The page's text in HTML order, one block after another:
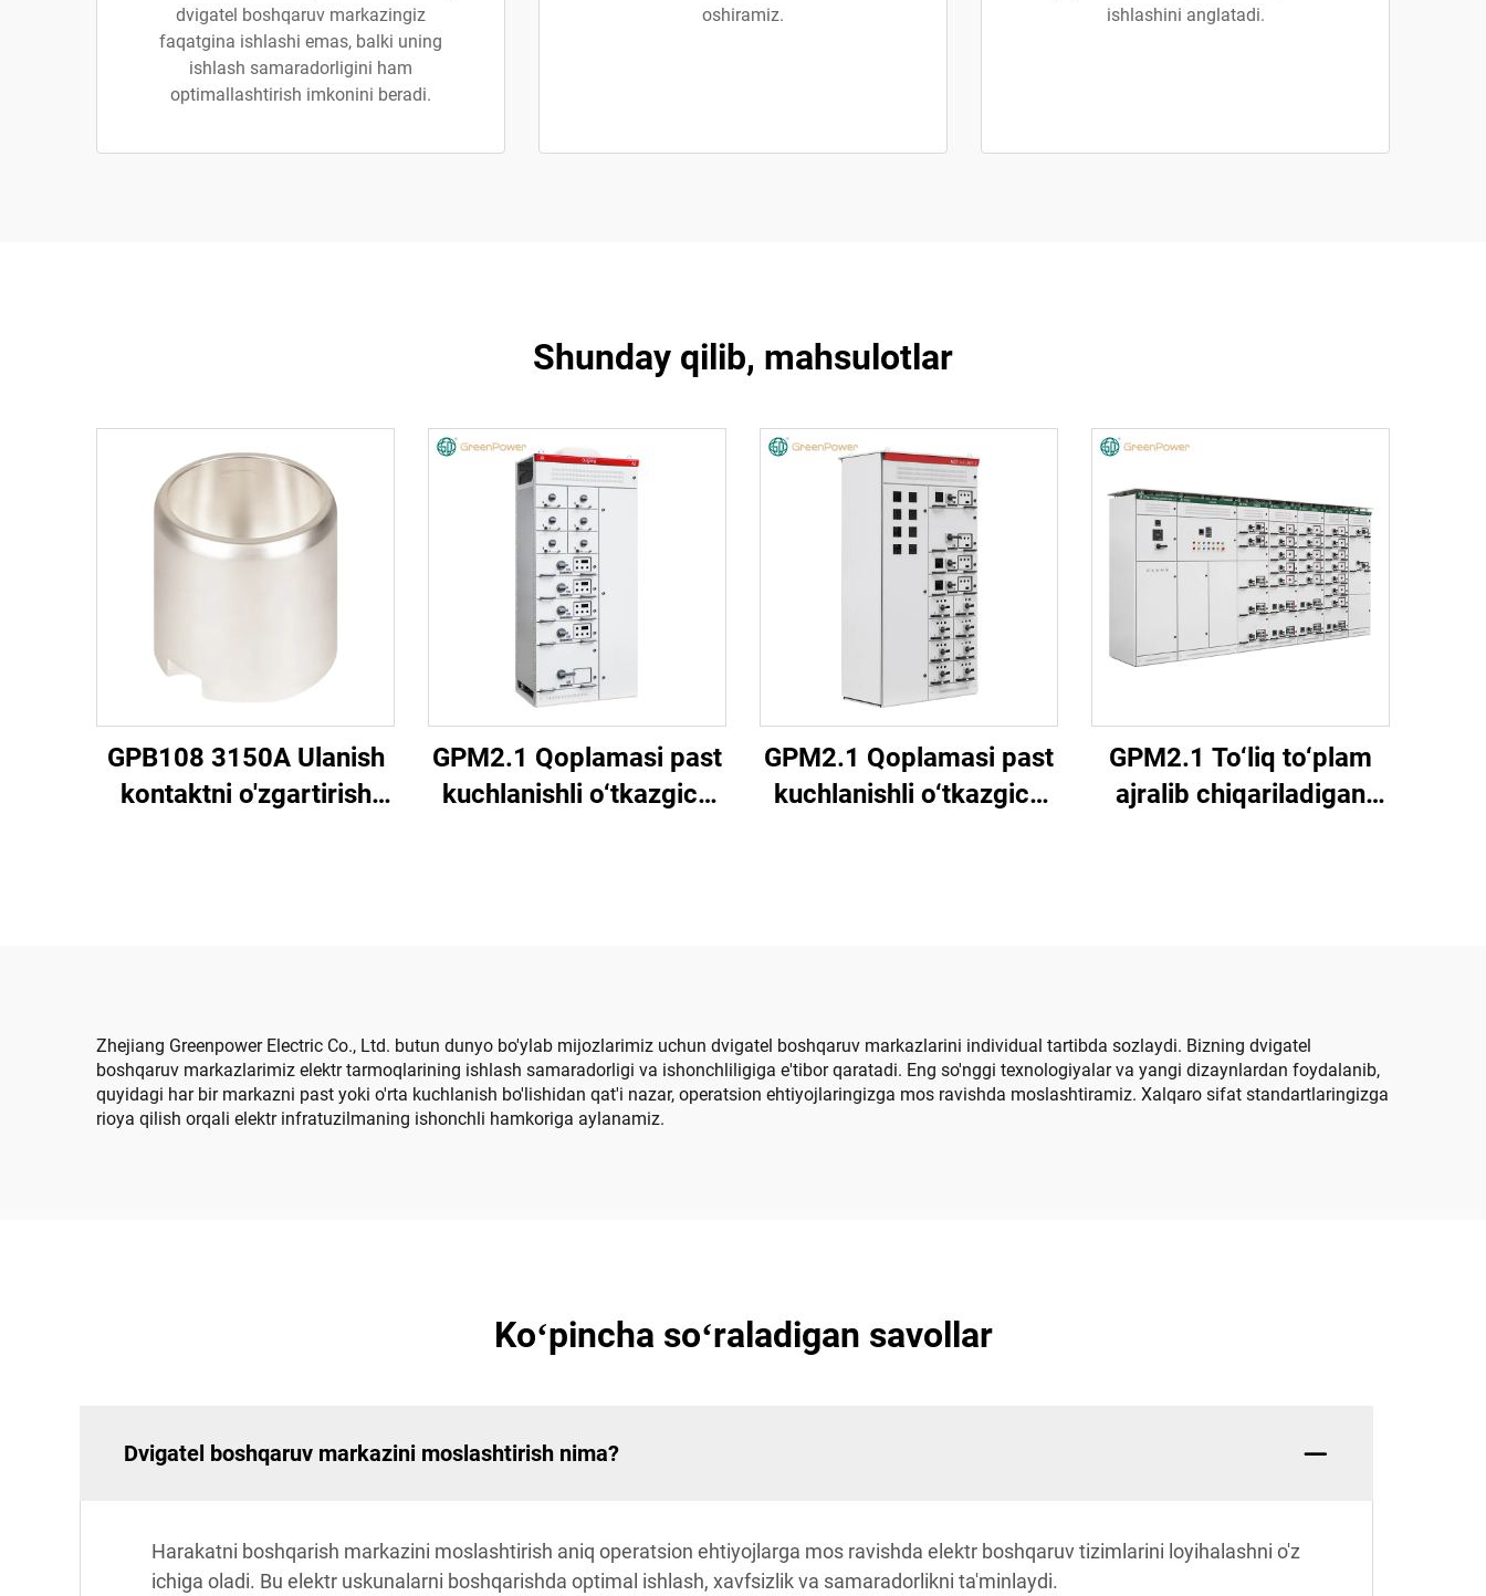
dvigatel boshqaruv markazingiz
faqatgina ishlashi emas, balki uning
ishlash samaradorligini ham
optimallashtirish imkonini beradi.
oshiramiz.
ishlashini anglatadi.
Shunday qilib, mahsulotlar
GPB108 3150A Ulanish
kontaktni o'zgartirish
GPM2.1 Qoplamasi past
kuchlanishli o‘tkazgich
GPM2.1 Qoplamasi past
kuchlanishli o‘tkazgich
GPM2.1 To‘liq to‘plam
ajralib chiqariladigan
Zhejiang Greenpower Electric Co., Ltd. butun dunyo bo'ylab mijozlarimiz uchun dvigatel boshqaruv markazlarini individual tartibda sozlaydi. Bizning dvigatel
boshqaruv markazlarimiz elektr tarmoqlarining ishlash samaradorligi va ishonchliligiga e'tibor qaratadi. Eng so'nggi texnologiyalar va yangi dizaynlardan foydalanib,
quyidagi har bir markazni past yoki o'rta kuchlanish bo'lishidan qat'i nazar, operatsion ehtiyojlaringizga mos ravishda moslashtiramiz. Xalqaro sifat standartlaringizga
rioya qilish orqali elektr infratuzilmaning ishonchli hamkoriga aylanamiz.
Koʻpincha soʻraladigan savollar
Dvigatel boshqaruv markazini moslashtirish nima?
Harakatni boshqarish markazini moslashtirish aniq operatsion ehtiyojlarga mos ravishda elektr boshqaruv tizimlarini loyihalashni o'z
ichiga oladi. Bu elektr uskunalarni boshqarishda optimal ishlash, xavfsizlik va samaradorlikni ta'minlaydi.